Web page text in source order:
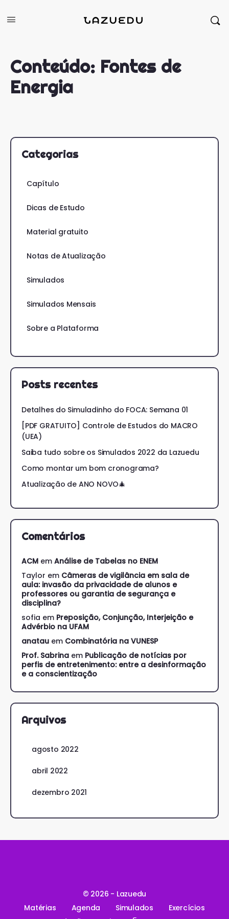
Conteúdo: Fontes de
Energia
Categorias
Capítulo
Dicas de Estudo
Material gratuito
Notas de Atualização
Simulados
Simulados Mensais
Sobre a Plataforma
Posts recentes
Detalhes do Simuladinho do FOCA: Semana 01
[PDF GRATUITO] Controle de Estudos do MACRO
(UEA)
Saiba tudo sobre os Simulados 2022 da Lazuedu
Como montar um bom cronograma?
Atualização de ANO NOVO🎄
Comentários
ACM em Análise de Tabelas no ENEM
Taylor em Câmeras de vigilância em sala de
aula: invasão da privacidade de alunos e
professores ou garantia de segurança e
disciplina?
sofia em Preposição, Conjunção, Interjeição e
Advérbio na UFAM
anatau em Combinatória na VUNESP
Prof. Sabrina em Publicação de notícias por
perfis de entretenimento: entre a desinformação
e a conscientização
Arquivos
agosto 2022
abril 2022
dezembro 2021
© 2026 - Lazuedu
Matérias
Agenda Simulados
Exercícios